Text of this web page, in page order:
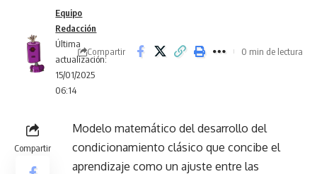
Última
actualización:
15/01/2025
06:14
Equipo
Redacción
Compartir 0 min de lectura
Compartir
Modelo matemático del desarrollo del
condicionamiento clásico que concibe el
aprendizaje como un ajuste entre las